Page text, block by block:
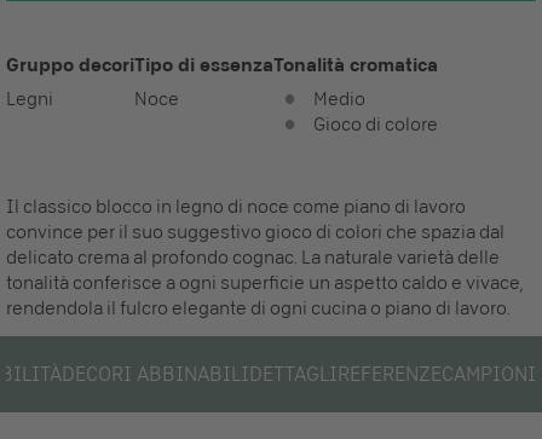
Gruppo decori
Legni
Tipo di essenza
Noce
Tonalità cromatica
Medio
Gioco di colore
Il classico blocco in legno di noce come piano di lavoro
convince per il suo suggestivo gioco di colori che spazia dal
delicato crema al profondo cognac. La naturale varietà delle
tonalità conferisce a ogni superficie un aspetto caldo e vivace,
rendendola il fulcro elegante di ogni cucina o piano di lavoro.
DECORI ABBINABILIDETTAGLIREFERENZECAMPIONI